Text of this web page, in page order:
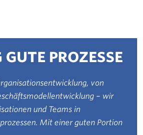
PROZESSE
von
– wir
und Teams in
Mit einer guten Portion